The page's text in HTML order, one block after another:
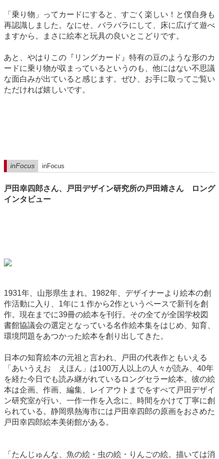
「乗り物」ってカードにすると、すごく楽しい！と僕自身も
再認識しました。なにせ、バラバラにして、床に広げて遊べ
ますから。まさに絵本と玩具の良いとこどりです。
あと、やはりこの『リングカード』特有の豆のような形のカ
ードに乗り物が収まっているというのも、他にはない不思議
な面白みが出ていると感じます。ぜひ、お手に取ってご覧い
ただければ嬉しいです。
inFocus inFocus
戸田幸四郎さん、戸田デザイン研究所の戸田靖さん ロング
インタビュー
1931年、山形県生まれ。1982年、デザイナーより絵本の創
作活動に入り、1年に１作から2作というペースで新刊を創
作。現在までに39冊の絵本を刊行。その全てが全国学校図
書館協議会の選定となっている名作絵本集をはじめ、知育、
環境問題をあつかった絵本を創り出してきた。
日本の知育絵本の元祖と言われ、戸田の代表作ともいえる
「あいうえお えほん」は100万人以上の人々が読み、40年
を経た今日でも読み継がれているロングセラー絵本。彼の絵
本は企画、作画、編集、レイアウトまでをすべて戸田デザイ
ン研究室が行い、一作一作を入念に、時間をかけて丁寧に創
られている。静岡県熱海市には戸田幸四郎の原画をおさめた
戸田幸四郎絵本美術館がある。
「たんじゅんな、魚の絵・虫の絵・りんごの絵。描いては消